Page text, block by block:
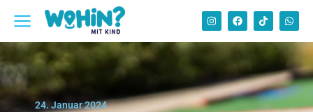
24. Januar 2024